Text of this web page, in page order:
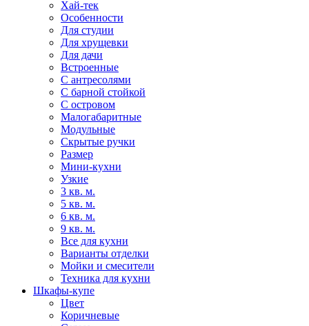
Хай-тек
Особенности
Для студии
Для хрущевки
Для дачи
Встроенные
С антресолями
С барной стойкой
С островом
Малогабаритные
Модульные
Скрытые ручки
Размер
Мини-кухни
Узкие
3 кв. м.
5 кв. м.
6 кв. м.
9 кв. м.
Все для кухни
Варианты отделки
Мойки и смесители
Техника для кухни
Шкафы-купе
Цвет
Коричневые